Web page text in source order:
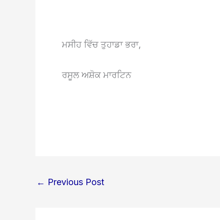
ਮਸੀਹ ਵਿੱਚ ਤੁਹਾਡਾ ਭਰਾ,
ਰਸੂਲ ਅਸ਼ੋਕ ਮਾਰਟਿਨ
← Previous Post